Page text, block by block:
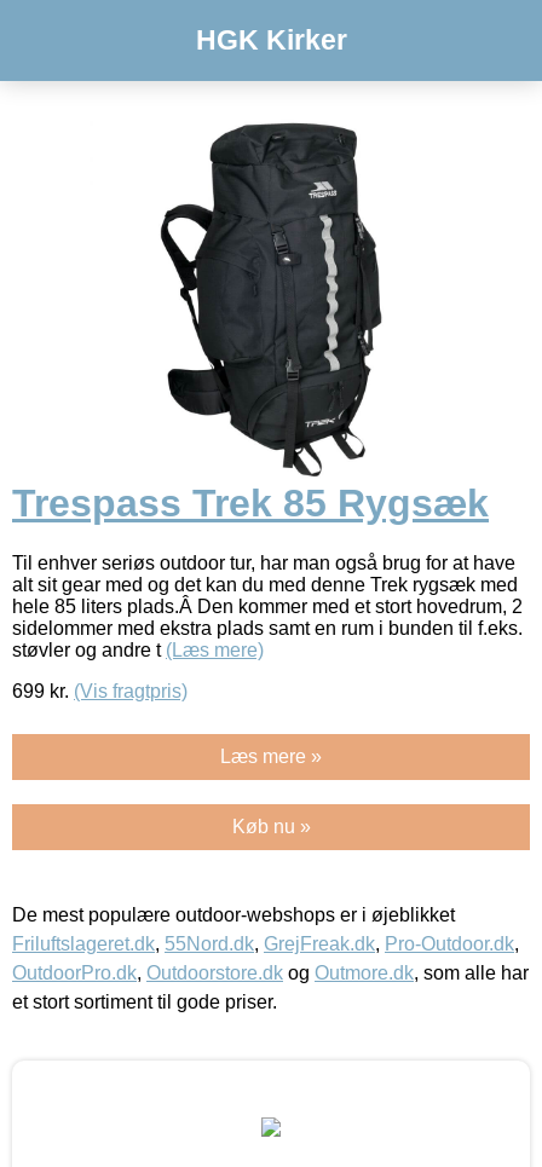
HGK Kirker
Trespass Trek 85 Rygsæk
Til enhver seriøs outdoor tur, har man også brug for at have
alt sit gear med og det kan du med denne Trek rygsæk med
hele 85 liters plads.Â Den kommer med et stort hovedrum, 2
sidelommer med ekstra plads samt en rum i bunden til f.eks.
støvler og andre t (Læs mere)
699 kr. (Vis fragtpris)
Læs mere »
Køb nu »
De mest populære outdoor-webshops er i øjeblikket
Friluftslageret.dk, 55Nord.dk, GrejFreak.dk, Pro-Outdoor.dk,
OutdoorPro.dk, Outdoorstore.dk og Outmore.dk, som alle har
et stort sortiment til gode priser.